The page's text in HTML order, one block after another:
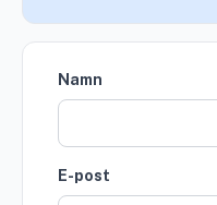
Namn
E-post